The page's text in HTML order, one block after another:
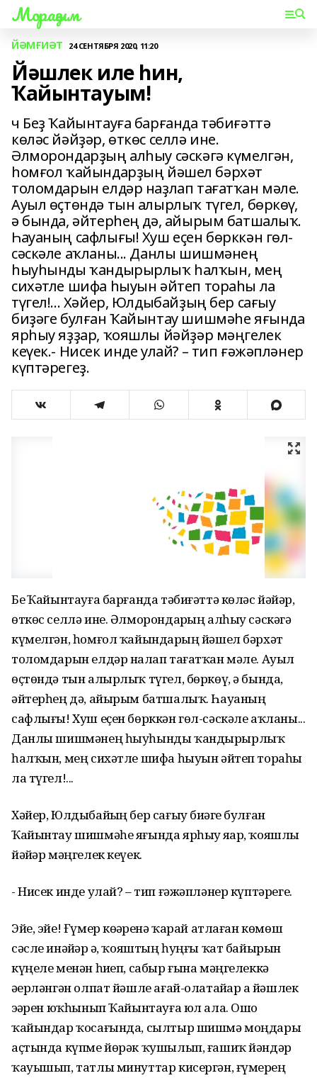
Мораҙым
ЙӘМҒИӘТ 24 СЕНТЯБРЯ 2020, 11:20
Йәшлек иле һин,
Ҡайынтауым!
ч Беҙ Ҡайынтауға барғанда тәбиғәттә
көләс йәйҙәр, өткөс селлә ине.
Әлморондарҙың алһыу сәскәгә күмелгән,
һомғол ҡайындарҙың йәшел бәрхәт
толомдарын елдәр наҙлап тағатҡан мәле.
Ауыл өҫтөндә тын алырлыҡ түгел, бөркөү,
ә бында, әйтерһең дә, айырым батшалыҡ.
Һауаның сафлығы! Хуш еҫен бөрккән гөл-
сәскәле аҡланы... Данлы шишмәнең
һыуһынды ҡандырырлыҡ һалҡын, мең
сихәтле шифа һыуын әйтеп тораһы ла
түгел!... Хәйер, Юлдыбайҙың бер сағыу
биҙәге булған Ҡайынтау шишмәһе яғында
ярһыу яҙҙар, ҡояшлы йәйҙәр мәңгелек
кеүек.- Нисек инде улай? – тип ғәжәпләнер
күптәрегеҙ.
Беҙ Ҡайынтауға барғанда тәбиғәттә көләс йәйҙәр,
өткөс селлә ине. Әлморондарҙың алһыу сәскәгә
күмелгән, һомғол ҡайындарҙың йәшел бәрхәт
толомдарын елдәр наҙлап тағатҡан мәле. Ауыл
өҫтөндә тын алырлыҡ түгел, бөркөү, ә бында,
әйтерһең дә, айырым батшалыҡ. Һауаның
сафлығы! Хуш еҫен бөрккән гөл-сәскәле аҡланы...
Данлы шишмәнең һыуһынды ҡандырырлыҡ
һалҡын, мең сихәтле шифа һыуын әйтеп тораһы
ла түгел!...
Хәйер, Юлдыбайҙың бер сағыу биҙәге булған
Ҡайынтау шишмәһе яғында ярһыу яҙҙар, ҡояшлы
йәйҙәр мәңгелек кеүек.
- Нисек инде улай? – тип ғәжәпләнер күптәрегеҙ.
Эйе, эйе! Ғүмер көҙҙәренә ҡарай атлаған көмөш
сәсле инәйҙәр ҙә, ҡояштың һуңғы ҡат байырын
күңеле менән һиҙеп, сабыр ғына мәңгелеккә
әҙерләнгән олпат йәшле ағай-олатайҙар ҙа йәшлек
эҙҙәрен юҡһынып Ҡайынтауға юл ала. Ошо
ҡайындар ҡосағында, сылтыр шишмә моңдары
аҫтында күпме йөрәк ҡушылып, ғашиҡ йәндәр
ҡауышып, татлы минуттар кисергән, ғүмерҙең